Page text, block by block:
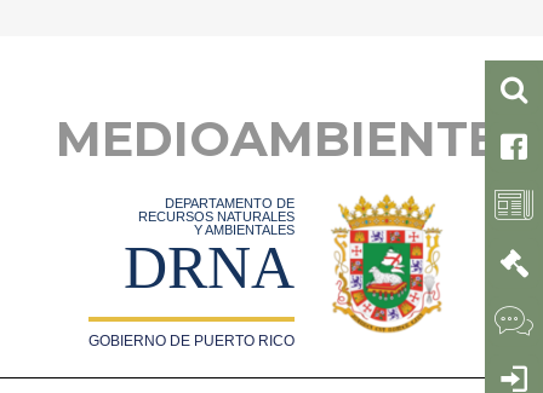
MEDIOAMBIENTE
DEPARTAMENTO DE
RECURSOS NATURALES
Y AMBIENTALES
DRNA
GOBIERNO DE PUERTO RICO